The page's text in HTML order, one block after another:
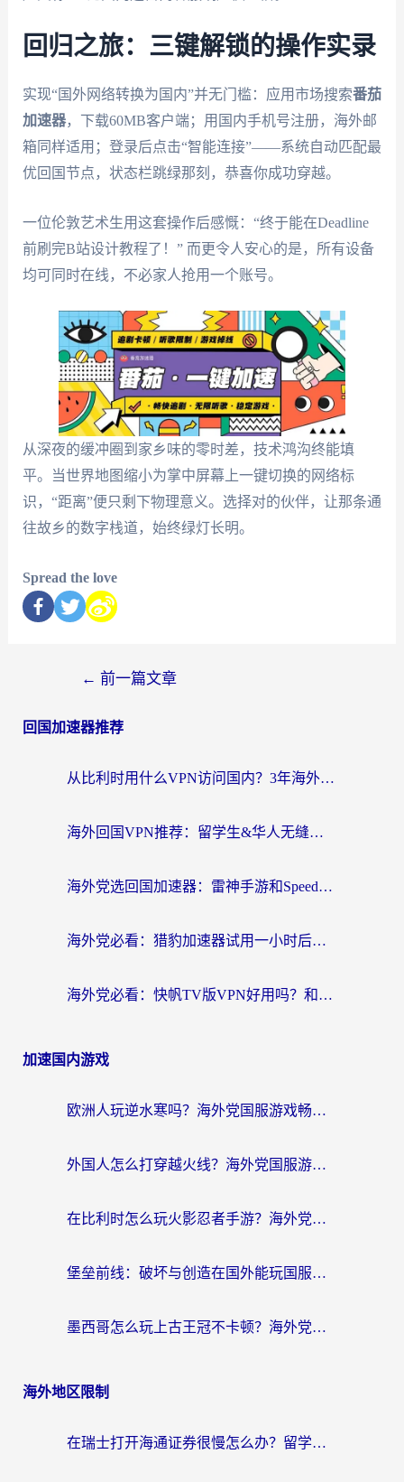
回归之旅：三键解锁的操作实录
实现“国外网络转换为国内”并无门槛：应用市场搜索番茄
加速器，下载60MB客户端；用国内手机号注册，海外邮
箱同样适用；登录后点击“智能连接”——系统自动匹配最
优回国节点，状态栏跳绿那刻，恭喜你成功穿越。
一位伦敦艺术生用这套操作后感慨：“终于能在Deadline
前刷完B站设计教程了！” 而更令人安心的是，所有设备
均可同时在线，不必家人抢用一个账号。
从深夜的缓冲圈到家乡味的零时差，技术鸿沟终能填
平。当世界地图缩小为掌中屏幕上一键切换的网络标
识，“距离”便只剩下物理意义。选择对的伙伴，让那条通
往故乡的数字栈道，始终绿灯长明。
Spread the love
← 前一篇文章
回国加速器推荐
从比利时用什么VPN访问国内？3年海外党亲测有效的无缝回国上网指南
海外回国VPN推荐：留学生&华人无缝访问国内资源的实用指南
海外党选回国加速器：雷神手游和SpeedCN哪个好？附避坑指南
海外党必看：猎豹加速器试用一小时后，我终于找到无缝访问国内资源的正确姿势
海外党必看：快帆TV版VPN好用吗？和畅游VPN对比哪个回国效果更好？附实用选择指南
加速国内游戏
欧洲人玩逆水寒吗？海外党国服游戏畅玩终极指南（附低延迟秘籍）
外国人怎么打穿越火线？海外党国服游戏加速器终极攻略（附3大热门游戏解决方案）
在比利时怎么玩火影忍者手游？海外党亲测有效的国服游戏加速指南
堡垒前线：破坏与创造在国外能玩国服吗？海外玩家国服畅玩终极指南
墨西哥怎么玩上古王冠不卡顿？海外党国服游戏加速器选择全攻略
海外地区限制
在瑞士打开海通证券很慢怎么办？留学生&海外华人的回国加速全攻略